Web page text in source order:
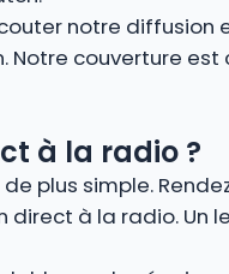
notre diffusion
couverture
à la radio ?
plus simple.
à la radio. Un